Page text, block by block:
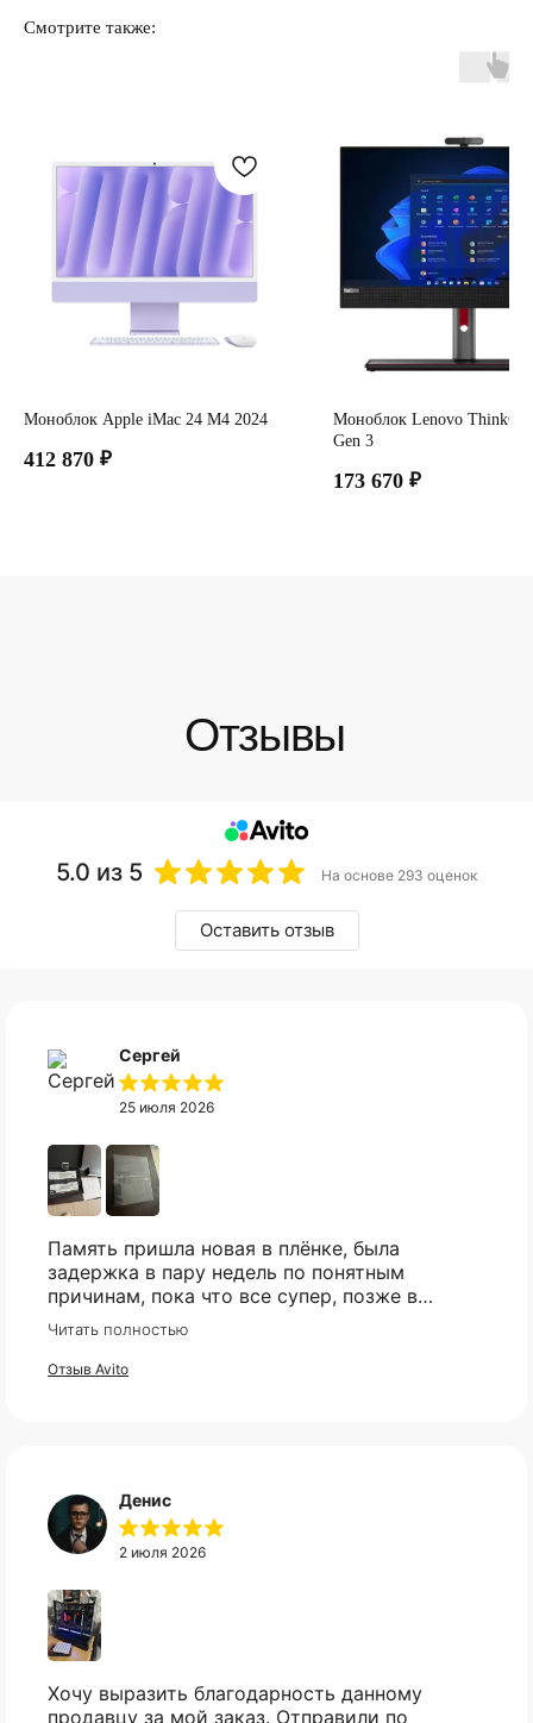
Смотрите также:
Моноблок Apple iMac 24 М4 2024
412 870 ₽
Моноблок Lenovo
Gen 3
173 670 ₽
5.0 из 5 На основе 293 оценок
Оставить отзыв
Сергей
25 июля 2026
Память пришла новая в плёнке, была
задержка в пару недель по понятным
причинам, пока что все супер, позже в
сборке проверю и отзыв дополню
Читать полностью
Отзыв Avito
Денис
2 июля 2026
Хочу выразить благодарность данному
продавцу за мой заказ. Отправили по